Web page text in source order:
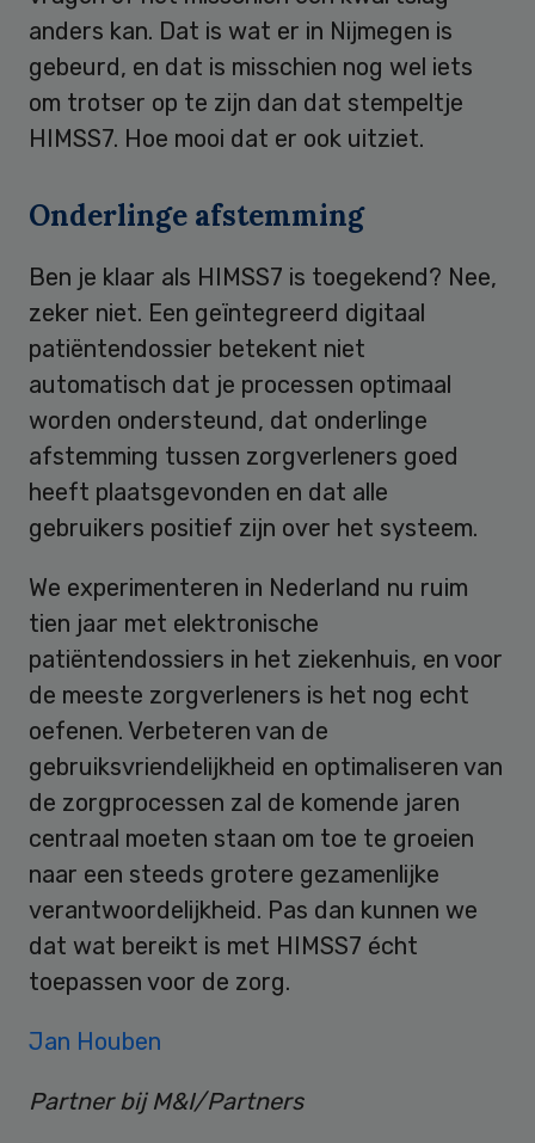
anders kan. Dat is wat er in Nijmegen is
gebeurd, en dat is misschien nog wel iets
om trotser op te zijn dan dat stempeltje
HIMSS7. Hoe mooi dat er ook uitziet.
Onderlinge afstemming
Ben je klaar als HIMSS7 is toegekend? Nee,
zeker niet. Een geïntegreerd digitaal
patiëntendossier betekent niet
automatisch dat je processen optimaal
worden ondersteund, dat onderlinge
afstemming tussen zorgverleners goed
heeft plaatsgevonden en dat alle
gebruikers positief zijn over het systeem.
We experimenteren in Nederland nu ruim
tien jaar met elektronische
patiëntendossiers in het ziekenhuis, en voor
de meeste zorgverleners is het nog echt
oefenen. Verbeteren van de
gebruiksvriendelijkheid en optimaliseren van
de zorgprocessen zal de komende jaren
centraal moeten staan om toe te groeien
naar een steeds grotere gezamenlijke
verantwoordelijkheid. Pas dan kunnen we
dat wat bereikt is met HIMSS7 écht
toepassen voor de zorg.
Jan Houben
Partner bij M&I/Partners